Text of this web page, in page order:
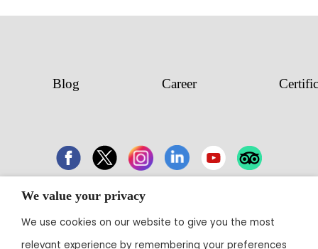
Blog Career
43 Electronic City, Phase 1, Hosur Road,
Bengaluru 560100
We value your privacy
We use cookies on our website to give you the most
relevant experience by remembering your preferences